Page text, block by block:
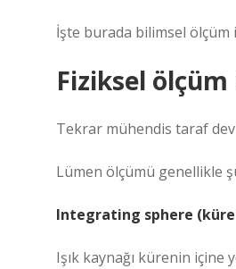
İşte burada bilimsel ölçüm
Fiziksel ölçüm
Tekrar mühendis taraf
Lümen ölçümü genellikle
Integrating sphere
Işık kaynağı kürenin içine